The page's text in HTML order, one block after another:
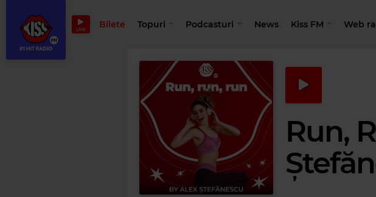
LIVE Bilete Topuri Podcasturi News Kiss FM Web
Run,